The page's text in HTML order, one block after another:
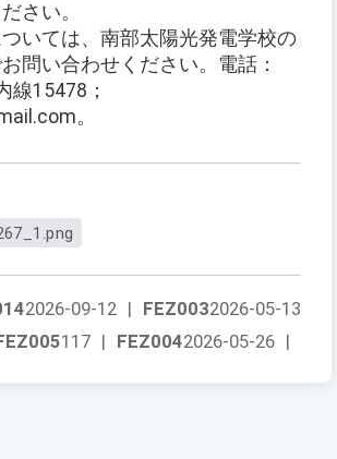
さい。
いては、南部太陽光発電学校の
問い合わせください。電話：
線15478；
。
FEZ0032026-05-13
2026-09-12 |
FEZ0042026-05-26 |
117 |